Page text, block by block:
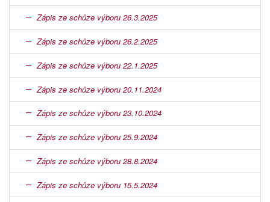
Zápis ze schůze výboru 26.3.2025
Zápis ze schůze výboru 26.2.2025
Zápis ze schůze výboru 22.1.2025
Zápis ze schůze výboru 20.11.2024
Zápis ze schůze výboru 23.10.2024
Zápis ze schůze výboru 25.9.2024
Zápis ze schůze výboru 28.8.2024
Zápis ze schůze výboru 15.5.2024